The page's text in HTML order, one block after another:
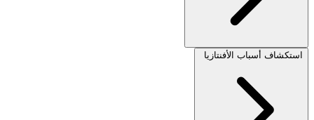
استكشاف أسباب الأفنتازيا